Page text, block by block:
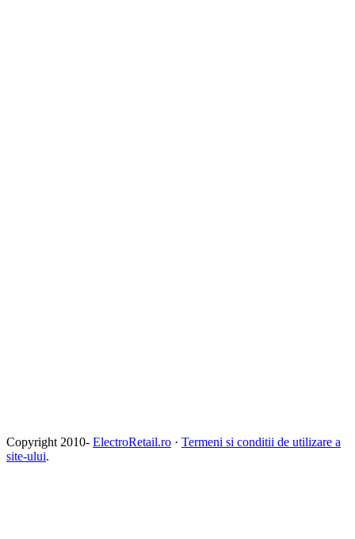
Copyright 2010- ElectroRetail.ro · Termeni si conditii de utilizare a
site-ului.